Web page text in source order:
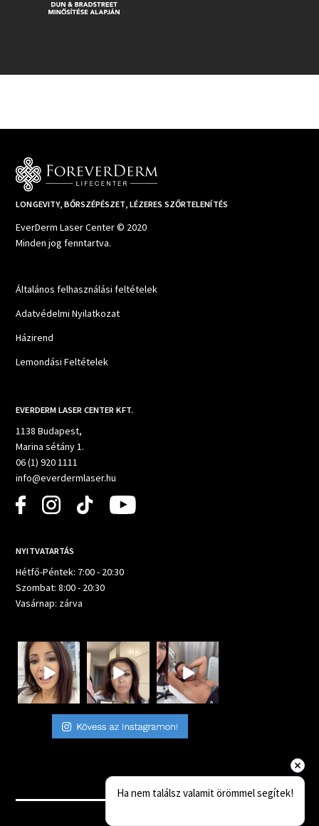
LONGEVITY, BŐRSZÉPÉSZET, LÉZERES SZŐRTELENÍTÉS
EverDerm Laser Center © 2020
Minden jog fenntartva.
Általános felhasználási feltételek
Adatvédelmi Nyilatkozat
Házirend
Lemondási Feltételek
EVERDERM LASER CENTER KFT.
1138 Budapest,
Marina sétány 1.
06 (1) 920 1111
info@everdermlaser.hu
NYITVATARTÁS
Hétfő-Péntek: 7:00 - 20:30
Szombat: 8:00 - 20:30
Vasárnap: zárva
Ha nem találsz valamit örömmel segítek!